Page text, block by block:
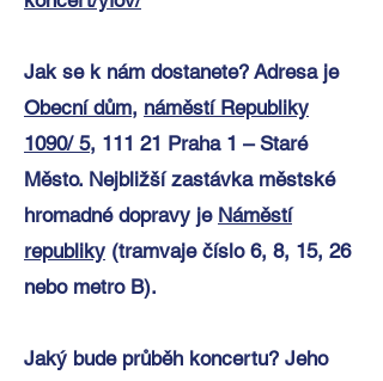
Jak se k nám dostanete? Adresa je
Obecní dům, náměstí Republiky
1090/ 5, 111 21 Praha 1 – Staré
Město. Nejbližší zastávka městské
hromadné dopravy je Náměstí
republiky (tramvaje číslo 6, 8, 15, 26
nebo metro B).
Jaký bude průběh koncertu? Jeho